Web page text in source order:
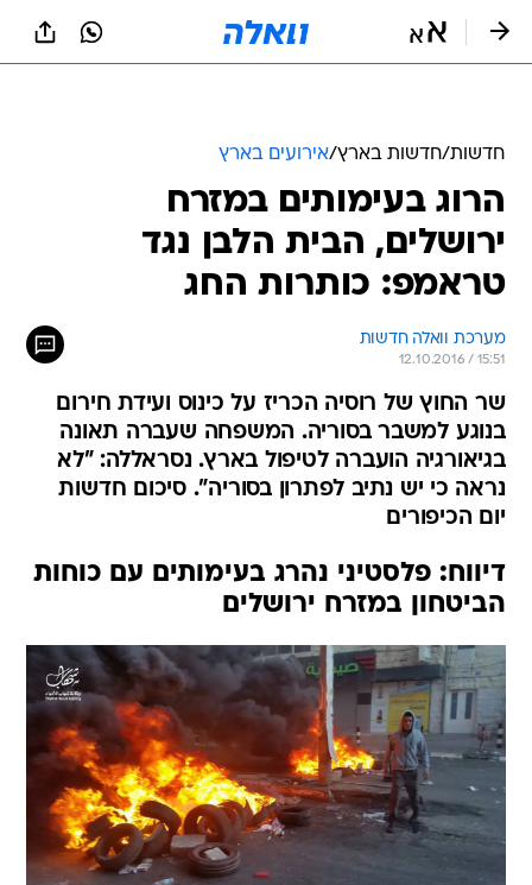
חדשות/חדשות בארץ/אירועים בארץ
הרוג בעימותים במזרח
ירושלים, הבית הלבן נגד
טראמפ: כותרות החג
מערכת וואלה חדשות
12.10.2016 / 15:51
שר החוץ של רוסיה הכריז על כינוס ועידת חירום
בנוגע למשבר בסוריה. המשפחה שעברה תאונה
בגיאורגיה הועברה לטיפול בארץ. נסראללה: "לא
נראה כי יש נתיב לפתרון בסוריה". סיכום חדשות
יום הכיפורים
דיווח: פלסטיני נהרג בעימותים עם כוחות
הביטחון במזרח ירושלים